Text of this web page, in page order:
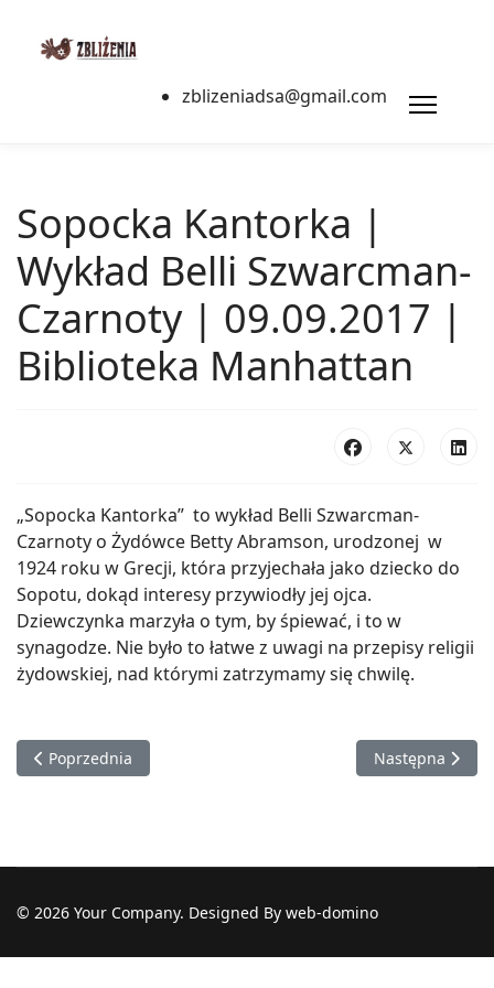
zblizeniadsa@gmail.com
Sopocka Kantorka |
Wykład Belli Szwarcman-
Czarnoty | 09.09.2017 |
Biblioteka Manhattan
„Sopocka Kantorka” to wykład Belli Szwarcman-
Czarnoty o Żydówce Betty Abramson, urodzonej w
1924 roku w Grecji, która przyjechała jako dziecko do
Sopotu, dokąd interesy przywiodły jej ojca.
Dziewczynka marzyła o tym, by śpiewać, i to w
synagodze. Nie było to łatwe z uwagi na przepisy religii
żydowskiej, nad którymi zatrzymamy się chwilę.
Poprzednia strona: SHOFAR | Koncert muzyczny Trio
Poprzednia Następna
Następna
© 2026 Your Company. Designed By web-domino